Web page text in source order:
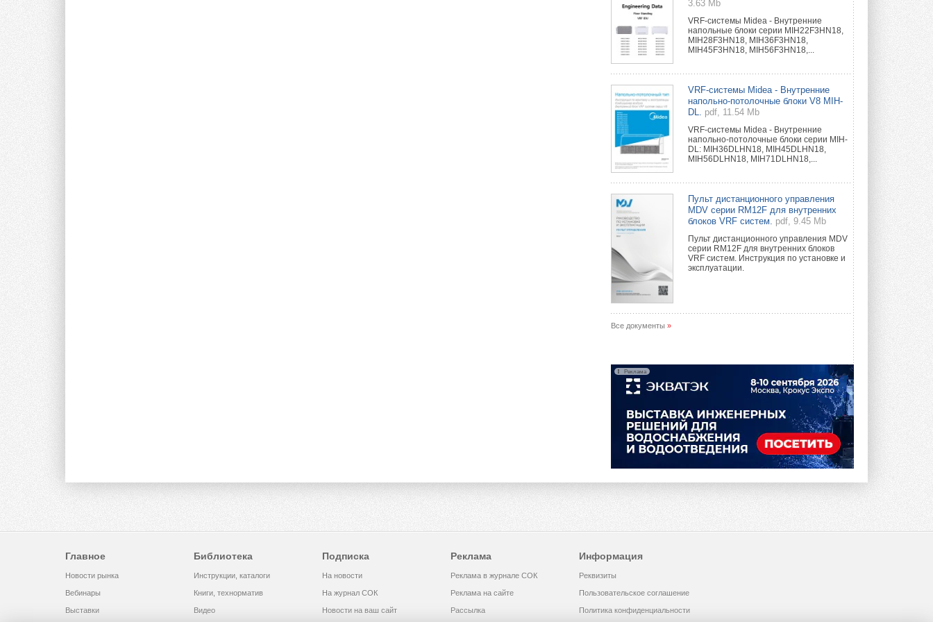
3.63 Mb
VRF-системы Midea - Внутренние
напольные блоки серии MIH22F3HN18,
MIH28F3HN18, MIH36F3HN18,
MIH45F3HN18, MIH56F3HN18,...
VRF-системы Midea - Внутренние
напольно-потолочные блоки V8 MIH-
DL.
pdf, 11.54 Mb
VRF-системы Midea - Внутренние
напольно-потолочные блоки серии MIH-
DL: MIH36DLHN18, MIH45DLHN18,
MIH56DLHN18, MIH71DLHN18,...
Пульт дистанционного управления
MDV серии RM12F для внутренних
блоков VRF систем.
pdf, 9.45 Mb
Пульт дистанционного управления MDV
серии RM12F для внутренних блоков
VRF систем. Инструкция по установке и
эксплуатации.
Все документы »
Реклама
Главное
Новости рынка
Вебинары
Выставки
Библиотека
Инструкции, каталоги
Книги, технорматив
Видео
Подписка
На новости
На журнал СОК
Новости на ваш сайт
Реклама
Реклама в журнале СОК
Реклама на сайте
Рассылка
Информация
Реквизиты
Пользовательское соглашение
Политика конфиденциальности